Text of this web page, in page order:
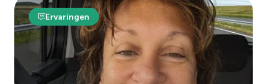
Ervaringen